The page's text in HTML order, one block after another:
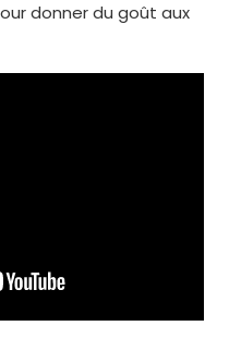
donner du goût aux